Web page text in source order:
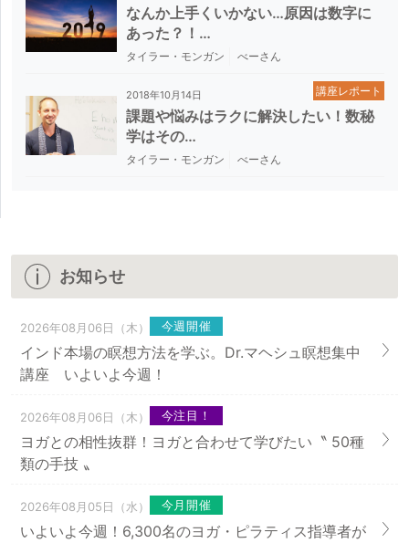
なんか上手くいかない…原因は数字に
あった？！…
タイラー・モンガン べーさん
2018年10月14日
課題や悩みはラクに解決したい！数秘
学はその…
タイラー・モンガン べーさん
講座レポート
お知らせ
2026年08月06日（木） 今週開催
インド本場の瞑想方法を学ぶ。Dr.マヘシュ瞑想集中
講座 いよいよ今週！
2026年08月06日（木） 今注目！
ヨガとの相性抜群！ヨガと合わせて学びたい〝 50種
類の手技 〟
2026年08月05日（水） 今月開催
いよいよ今週！6,300名のヨガ・ピラティス指導者が